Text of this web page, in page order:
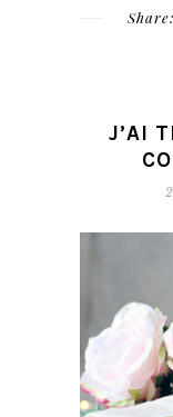
Share:
J’AI